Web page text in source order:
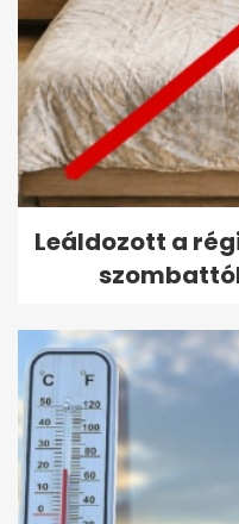
Leáldozott a